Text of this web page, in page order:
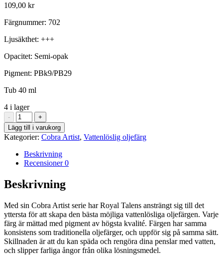
109,00 kr
Färgnummer: 702
Ljusäkthet: +++
Opacitet: Semi-opak
Pigment: PBk9/PB29
Tub 40 ml
4 i lager
-
Lamp
Black
702
-
Cobra
Artist
ml
mängd
+
Lägg till i varukorg
Kategorier: Cobra Artist, Vattenlöslig oljefärg
Beskrivning
Recensioner0
Beskrivning
Med sin Cobra Artist serie har Royal Talens ansträngt sig till det
yttersta för att skapa den bästa möjliga vattenlösliga oljefärgen. Varje
färg är mättad med pigment av högsta kvalité. Färgen har samma
konsistens som traditionella oljefärger, och uppför sig på samma sätt.
Skillnaden är att du kan späda och rengöra dina penslar med vatten,
och slipper farliga ångor från olika lösningsmedel.